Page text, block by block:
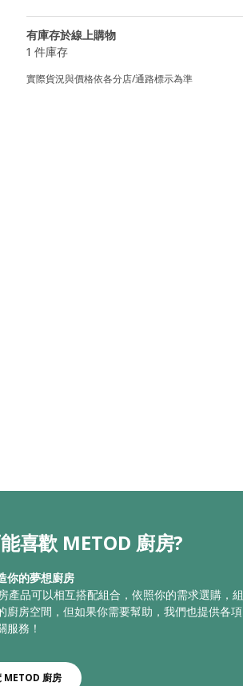
有庫存於線上購物
1 件庫存
實際貨況與價格依各分店/通路標示為準
喜歡 METOD 廚房?
你的夢想廚房
產品可以相互搭配組合，依照你的需求選購，組
廚房空間，但如果你需要幫助，我們也提供各項
服務！
METOD 廚房